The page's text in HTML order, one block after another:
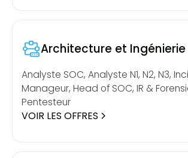
Architecture et Ingénierie
Analyste SOC, Analyste N1, N2, N3,
Manageur, Head of SOC, IR &
Pentesteur
VOIR LES OFFRES